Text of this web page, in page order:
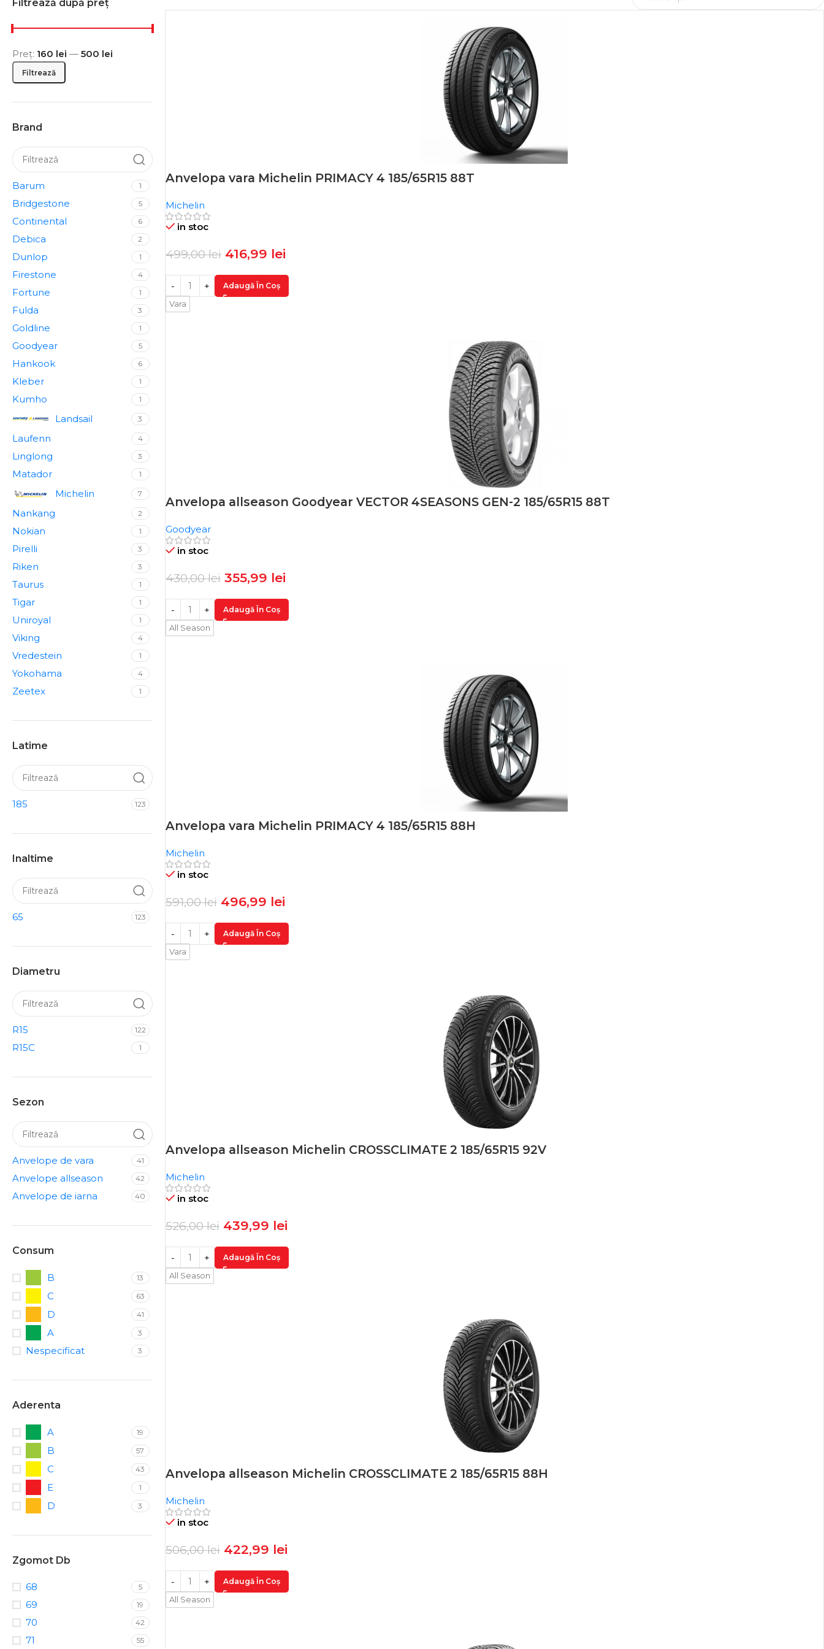
Filtrează după preț
Filtrează
Preț: 160 lei — 500 lei
Brand
Barum 1
Bridgestone 5
Continental 6
Debica 2
Dunlop 1
Firestone 4
Fortune 1
Fulda 3
Goldline 1
Goodyear 5
Hankook 6
Kleber 1
Kumho 1
Landsail 3
Laufenn 4
Linglong 3
Matador 1
Michelin 7
Nankang 2
Nokian 1
Pirelli 3
Riken 3
Taurus 1
Tigar 1
Uniroyal 1
Viking 4
Vredestein 1
Yokohama 4
Zeetex 1
Latime
185 123
Inaltime
65 123
Diametru
R15 122
R15C 1
Sezon
Anvelope de vara 41
Anvelope allseason 42
Anvelope de iarna 40
Consum
B 13
C 63
D 41
A 3
Nespecificat 3
Aderenta
A 19
B 57
C 43
E 1
D 3
Zgomot Db
68 5
69 19
70 42
71 55
-16%
Anvelopa vara Michelin PRIMACY 4 185/65R15 88T
Michelin
in stoc
499,00lei 416,99 lei
Adaugă În Coș
Vara
-17%
Anvelopa allseason Goodyear VECTOR 4SEASONS GEN-2 185/65R15 88T
Goodyear
in stoc
430,00lei 355,99 lei
Adaugă În Coș
All Season
-16%
Anvelopa vara Michelin PRIMACY 4 185/65R15 88H
Michelin
in stoc
591,00lei 496,99 lei
Adaugă În Coș
Vara
-16%
Anvelopa allseason Michelin CROSSCLIMATE 2 185/65R15 92V
Michelin
in stoc
526,00lei 439,99 lei
Adaugă În Coș
All Season
-16%
Anvelopa allseason Michelin CROSSCLIMATE 2 185/65R15 88H
Michelin
in stoc
506,00lei 422,99 lei
Adaugă În Coș
All Season